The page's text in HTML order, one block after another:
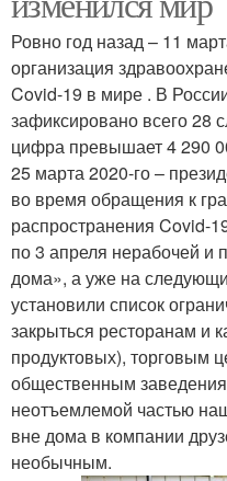
Ровно год назад – 11
организация
Covid-19 в мире . В
зафиксировано всего 28
цифра превышает 4 290
25 марта 2020-го –
во время обращения к
распространения Covid-
по 3 апреля нерабочей и
дома», а уже на
установили список
закрыться ресторанам и
продуктовых), торговым
общественным
неотъемлемой частью
вне дома в компании
необычным.